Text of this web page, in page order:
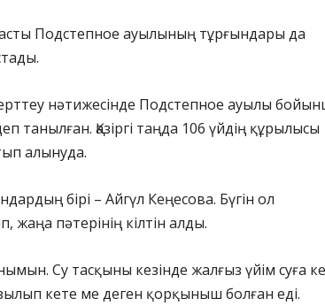
Подстепное ауылының тұрғындары да
нәтижесінде Подстепное ауылы
танылған. Қазіргі таңда 106 үйдің құрылысы
алынуда.
бірі – Айгүл Кеңесова. Бүгін ол
жаңа пәтерінің кілтін алды.
Су тасқыны кезінде жалғыз үйім суға
кете ме деген қорқыныш болған еді.